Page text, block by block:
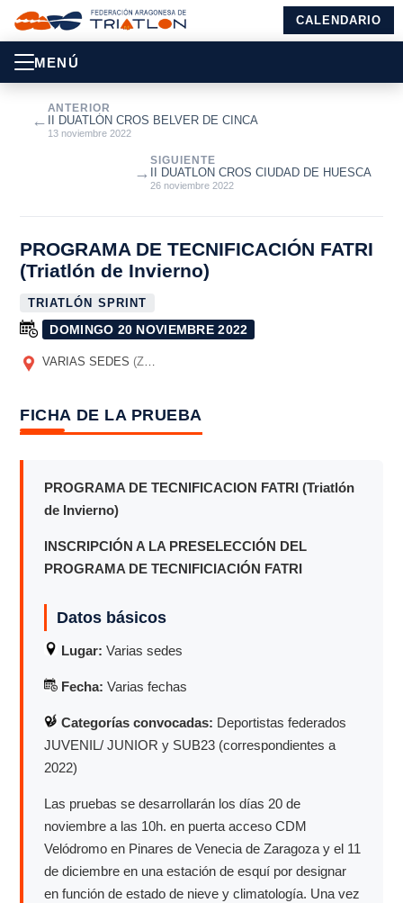
CALENDARIO
MENÚ
←
ANTERIOR
II DUATLÓN CROS BELVER DE CINCA
13 noviembre 2022
SIGUIENTE
II DUATLON CROS CIUDAD DE HUESCA
26 noviembre 2022
→
PROGRAMA DE TECNIFICACIÓN FATRI
(Triatlón de Invierno)
TRIATLÓN SPRINT
DOMINGO 20 NOVIEMBRE 2022
VARIAS SEDES (ZARAGOZA Y HUESCA)
FICHA DE LA PRUEBA
PROGRAMA DE TECNIFICACION FATRI (Triatlón
de Invierno)
INSCRIPCIÓN A LA PRESELECCIÓN DEL
PROGRAMA DE TECNIFICIACIÓN FATRI
Datos básicos
Lugar: Varias sedes
Fecha: Varias fechas
Categorías convocadas: Deportistas federados
JUVENIL/ JUNIOR y SUB23 (correspondientes a
2022)
Las pruebas se desarrollarán los días 20 de
noviembre a las 10h. en puerta acceso CDM
Velódromo en Pinares de Venecia de Zaragoza y el 11
de diciembre en una estación de esquí por designar
en función de estado de nieve y climatología. Una vez